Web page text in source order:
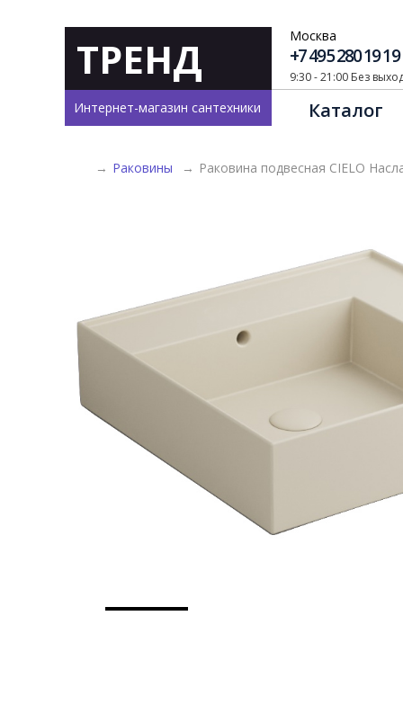
ТРЕНД
Интернет-магазин сантехники
Москва
+7 495 280 19 19
9:30 - 21:00 Без
Каталог
→ Раковины → Раковина подвесная CIELO